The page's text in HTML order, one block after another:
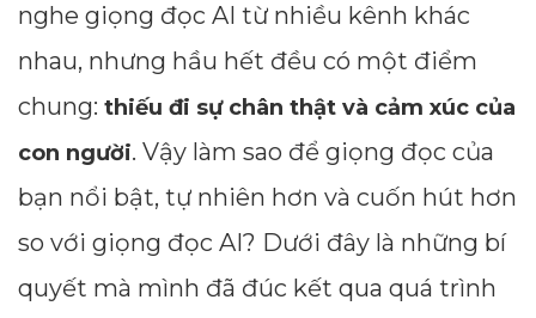
nghe giọng đọc AI từ nhiều kênh khác
nhau, nhưng hầu hết đều có một điểm
chung: thiếu đi sự chân thật và cảm xúc của
con người. Vậy làm sao để giọng đọc của
bạn nổi bật, tự nhiên hơn và cuốn hút hơn
so với giọng đọc AI? Dưới đây là những bí
quyết mà mình đã đúc kết qua quá trình